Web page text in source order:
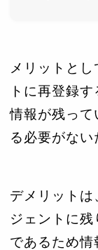
メリットと
トに再登録
情報が残って
る必要がない
デメリット
ジェントに
であるため情